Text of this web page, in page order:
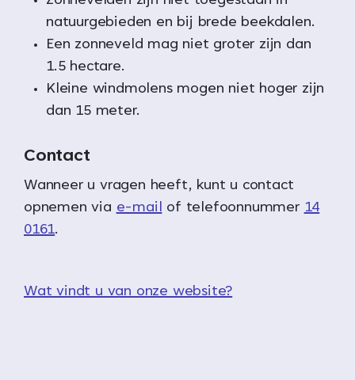
natuurgebieden en bij brede beekdalen.
Een zonneveld mag niet groter zijn dan
1.5 hectare.
Kleine windmolens mogen niet hoger zijn
dan 15 meter.
Contact
Wanneer u vragen heeft, kunt u contact
opnemen via e-mail of telefoonnummer 14
0161.
Wat vindt u van onze website?